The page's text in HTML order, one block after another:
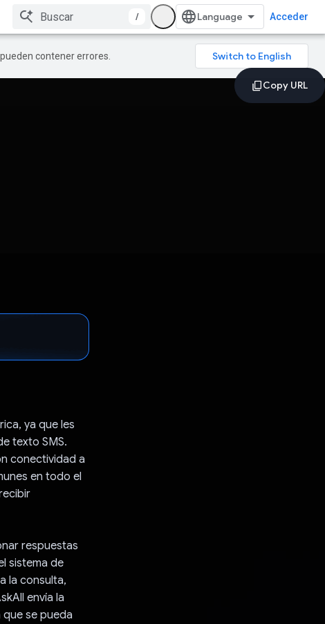
/ Acceder
contener errores.
ya que les
texto SMS.
conectividad a
en todo el
respuestas
sistema de
la consulta,
envía la
se pueda